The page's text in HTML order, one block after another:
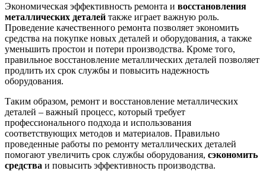
Экономическая эффективность ремонта и восстановления
металлических деталей также играет важную роль.
Проведение качественного ремонта позволяет экономить
средства на покупке новых деталей и оборудования, а также
уменьшить простои и потери производства. Кроме того,
правильное восстановление металлических деталей позволяет
продлить их срок службы и повысить надежность
оборудования.
Таким образом, ремонт и восстановление металлических
деталей – важный процесс, который требует
профессионального подхода и использования
соответствующих методов и материалов. Правильно
проведенные работы по ремонту металлических деталей
помогают увеличить срок службы оборудования, сэкономить
средства и повысить эффективность производства.